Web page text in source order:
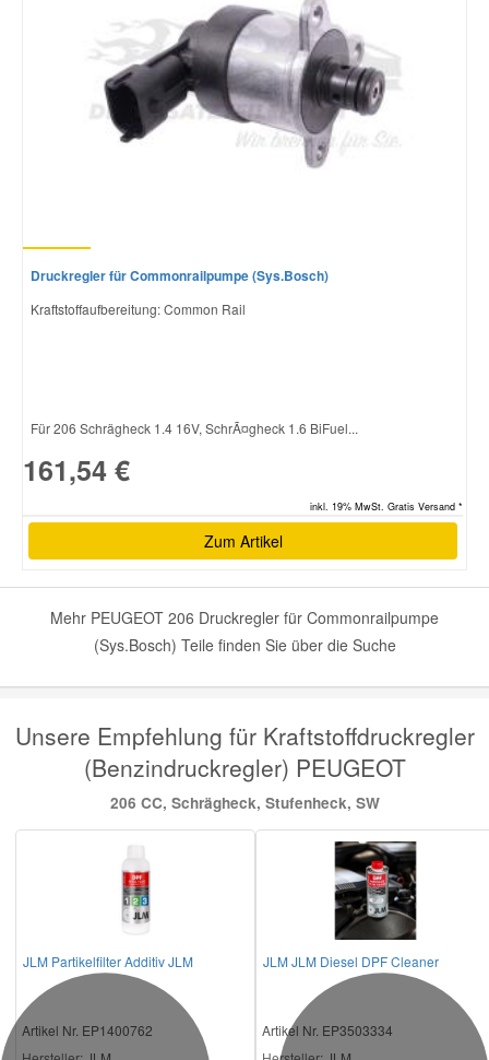
Druckregler für Commonrailpumpe (Sys.Bosch)
Kraftstoffaufbereitung: Common Rail
Für 206 Schrägheck 1.4 16V, SchrÃ¤gheck 1.6 BiFuel...
161,54 €
inkl. 19% MwSt. Gratis Versand *
Zum Artikel
Mehr PEUGEOT 206 Druckregler für Commonrailpumpe
(Sys.Bosch) Teile finden Sie über die Suche
Unsere Empfehlung für Kraftstoffdruckregler
(Benzindruckregler) PEUGEOT
206 CC, Schrägheck, Stufenheck, SW
JLM Partikelfilter Additiv JLM
Artikel Nr. EP1400762
JLM JLM Diesel DPF Cleaner
Artikel Nr. EP3503334